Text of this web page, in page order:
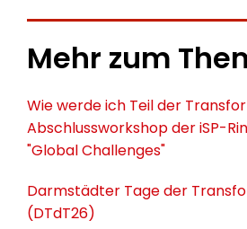
Mehr zum
Wie werde ich Teil der
Abschlussworkshop der iSP-
"Global Challenges"
Darmstädter Tage der
(DTdT26)